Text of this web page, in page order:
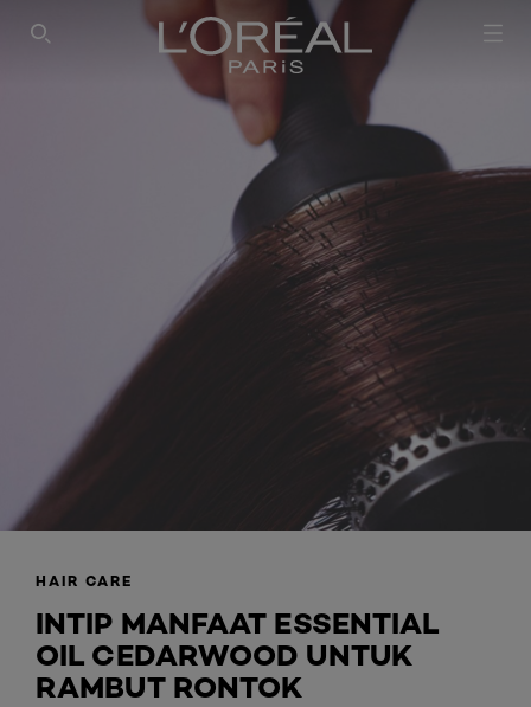
SEARCH THIS SITE
HAIR CARE
INTIP MANFAAT ESSENTIAL
OIL CEDARWOOD UNTUK
RAMBUT RONTOK